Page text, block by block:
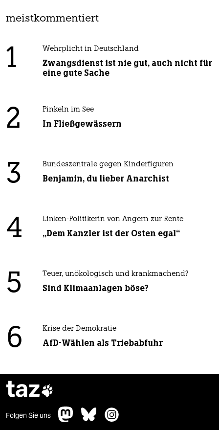
meistkommentiert
1 Wehrplicht in Deutschland
Zwangsdienst ist nie gut, auch nicht für
eine gute Sache
2 Pinkeln im See
In Fließgewässern
3 Bundeszentrale gegen Kinderfiguren
Benjamin, du lieber Anarchist
4 Linken-Politikerin von Angern zur Rente
„Dem Kanzler ist der Osten egal“
5 Teuer, unökologisch und krankmachend?
Sind Klimaanlagen böse?
6 Krise der Demokratie
AfD-Wählen als Triebabfuhr
taz
Folgen Sie uns